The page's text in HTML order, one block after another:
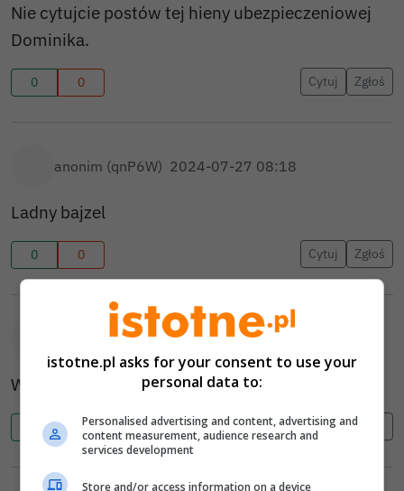
Nie cytujcie postów tej hieny ubezpieczeniowej
Dominika.
0 0 Cytuj Zgłoś
anonim (qnP6W) 2024-07-27 08:18
Ladny bajzel
0 0 Cytuj Zgłoś
Ja (vZxWc) 2024-07-27 09:02
Wszystko przez TIRy.Tiry na tory.Takto było?
0 Cytuj Zgłoś
istotne.pl asks for your consent to use your
personal data to:
Personalised advertising and content, advertising and
content measurement, audience research and
services development
Store and/or access information on a device